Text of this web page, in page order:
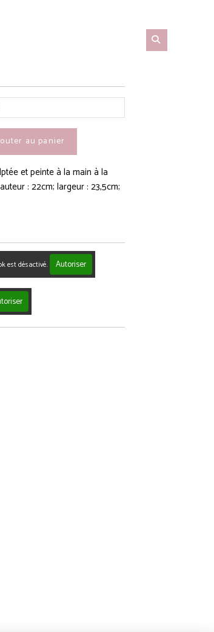
au panier
et peinte à la main à la
: 22cm; largeur : 23,5cm;
est désactivé. Autoriser